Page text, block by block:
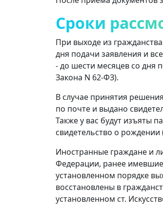
Сроки
При выходе из
дня подачи заявления и
- до шести месяцев со дня
Закона N 62-ФЗ).
В случае принятия
по почте и выдано
Также у вас будут изъяты
свидетельство о
Иностранные граждане и
Федерации, ранее
установленном порядке
восстановлены в
установленном ст.